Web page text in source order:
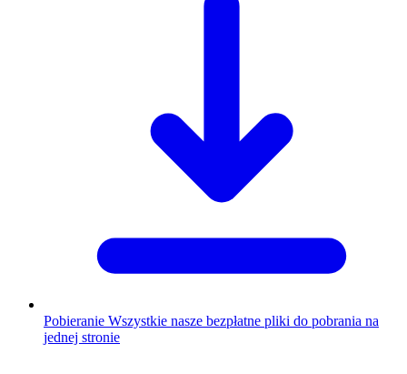
Pobieranie Wszystkie nasze bezpłatne pliki do pobrania na
jednej stronie